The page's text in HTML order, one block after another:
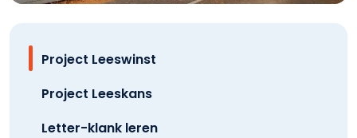
Project Leeswinst
Project Leeskans
Letter-klank leren